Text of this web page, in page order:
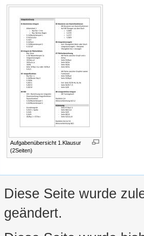
Aufgabenübersicht 1.Klausur
(2Seiten)
Diese Seite wurde
geändert.